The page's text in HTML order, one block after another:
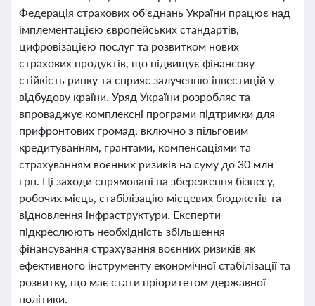
Федерація страхових об'єднань України працює над
імплементацією європейських стандартів,
цифровізацією послуг та розвитком нових
страхових продуктів, що підвищує фінансову
стійкість ринку та сприяє залученню інвестицій у
відбудову країни. Уряд України розробляє та
впроваджує комплексні програми підтримки для
прифронтових громад, включно з пільговим
кредитуванням, грантами, компенсаціями та
страхуванням воєнних ризиків на суму до 30 млн
грн. Ці заходи спрямовані на збереження бізнесу,
робочих місць, стабілізацію місцевих бюджетів та
відновлення інфраструктури. Експерти
підкреслюють необхідність збільшення
фінансування страхування воєнних ризиків як
ефективного інструменту економічної стабілізації та
розвитку, що має стати пріоритетом державної
політики.